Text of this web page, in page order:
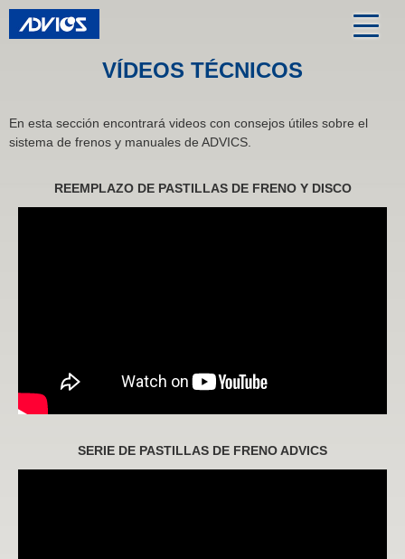
VÍDEOS TÉCNICOS
En esta sección encontrará videos con consejos útiles sobre el
sistema de frenos y manuales de ADVICS.
REEMPLAZO DE PASTILLAS DE FRENO Y DISCO
SERIE DE PASTILLAS DE FRENO ADVICS